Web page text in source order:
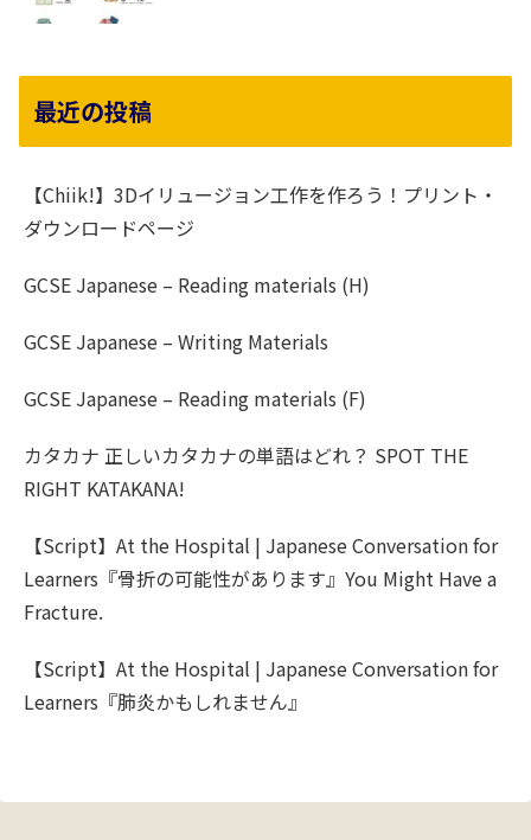
最近の投稿
【Chiik!】3Dイリュージョン工作を作ろう！プリント・
ダウンロードページ
GCSE Japanese – Reading materials (H)
GCSE Japanese – Writing Materials
GCSE Japanese – Reading materials (F)
カタカナ 正しいカタカナの単語はどれ？ SPOT THE
RIGHT KATAKANA!
【Script】At the Hospital | Japanese Conversation for
Learners『骨折の可能性があります』You Might Have a
Fracture.
【Script】At the Hospital | Japanese Conversation for
Learners『肺炎かもしれません』